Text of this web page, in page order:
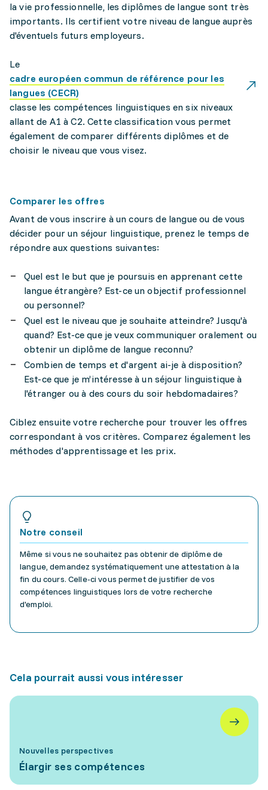
la vie professionnelle, les diplômes de langue sont très
importants. Ils certifient votre niveau de langue auprès
d'éventuels futurs employeurs.
Le
cadre européen commun de référence pour les
langues (CECR)
classe les compétences linguistiques en six niveaux
allant de A1 à C2. Cette classification vous permet
également de comparer différents diplômes et de
choisir le niveau que vous visez.
Comparer les offres
Avant de vous inscrire à un cours de langue ou de vous
décider pour un séjour linguistique, prenez le temps de
répondre aux questions suivantes:
Quel est le but que je poursuis en apprenant cette
langue étrangère? Est-ce un objectif professionnel
ou personnel?
Quel est le niveau que je souhaite atteindre? Jusqu'à
quand? Est-ce que je veux communiquer oralement ou
obtenir un diplôme de langue reconnu?
Combien de temps et d'argent ai-je à disposition?
Est-ce que je m’intéresse à un séjour linguistique à
l'étranger ou à des cours du soir hebdomadaires?
Ciblez ensuite votre recherche pour trouver les offres
correspondant à vos critères. Comparez également les
méthodes d'apprentissage et les prix.
Notre conseil
Même si vous ne souhaitez pas obtenir de diplôme de
langue, demandez systématiquement une attestation à la
fin du cours. Celle-ci vous permet de justifier de vos
compétences linguistiques lors de votre recherche
d'emploi.
Cela pourrait aussi vous intéresser
Nouvelles perspectives
Élargir ses compétences